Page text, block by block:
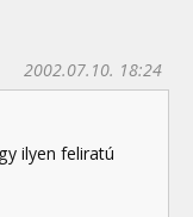
2002.07.10. 18:24
ilyen feliratú